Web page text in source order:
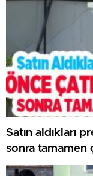
Satın aldıkları
sonra tamamen